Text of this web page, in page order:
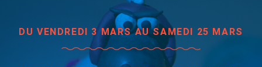
DU VENDREDI 3 MARS AU SAMEDI 25 MARS